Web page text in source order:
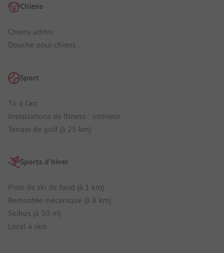
Chiens
Chiens admis
Douche pour chiens
Sport
Tir à l'arc
Installations de fitness : intérieur
Terrain de golf (à 25 km)
Sports d'hiver
Piste de ski de fond (à 1 km)
Remontée mécanique (à 8 km)
Skibus (à 50 m)
Local à skis